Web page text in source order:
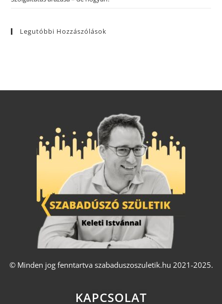
Legutóbbi Hozzászólások
© Minden jog fenntartva szabaduszoszuletik.hu 2021-2025.
KAPCSOLAT